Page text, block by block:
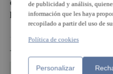
obliga a CCOO a acudir
pedir la mediación del
TEMAS
Diputación
de publicidad y análisis,
información que les haya
recopilado a partir del uso de
Política de cookies
Personalizar